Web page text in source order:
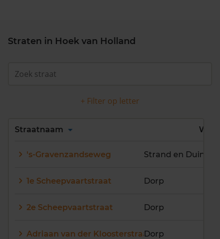
Straten in Hoek van Holland
+ Filter op letter
Alles
Q
R S U
Straatnaam Wijk
's-Gravenzandseweg Strand en Duin
1e Scheepvaartstraat Dorp
2e Scheepvaartstraat Dorp
Adriaan van der KloosterstraatDorp